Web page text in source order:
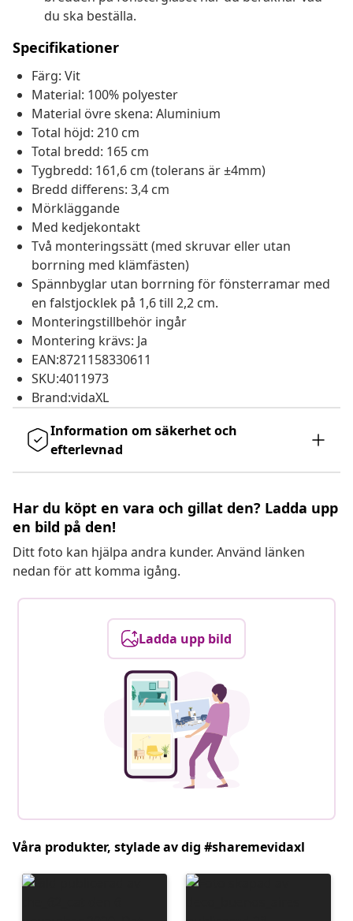
du ska beställa.
Specifikationer
Färg: Vit
Material: 100% polyester
Material övre skena: Aluminium
Total höjd: 210 cm
Total bredd: 165 cm
Tygbredd: 161,6 cm (tolerans är ±4mm)
Bredd differens: 3,4 cm
Mörkläggande
Med kedjekontakt
Två monteringssätt (med skruvar eller utan
borrning med klämfästen)
Spännbyglar utan borrning för fönsterramar med
en falstjocklek på 1,6 till 2,2 cm.
Monteringstillbehör ingår
Montering krävs: Ja
EAN:8721158330611
SKU:4011973
Brand:vidaXL
Information om säkerhet och
efterlevnad
Har du köpt en vara och gillat den? Ladda upp
en bild på den!
Ditt foto kan hjälpa andra kunder. Använd länken
nedan för att komma igång.
Ladda upp bild
Våra produkter, stylade av dig #sharemevidaxl